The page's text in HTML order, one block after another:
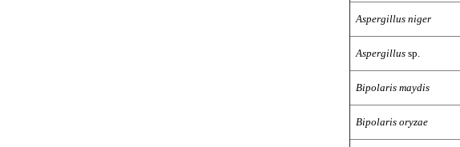
Aspergillus niger
Aspergillussp.
Bipolaris maydis
Bipolaris oryzae